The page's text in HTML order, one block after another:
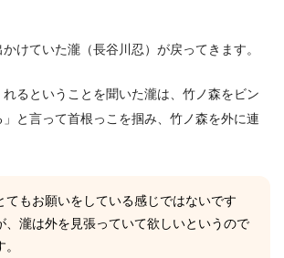
けていた瀧（長谷川忍）が戻ってきます。
るということを聞いた瀧は、竹ノ森をビン
と言って首根っこを掴み、竹ノ森を外に連
てもお願いをしている感じではないです
、瀧は外を見張っていて欲しいというので
。